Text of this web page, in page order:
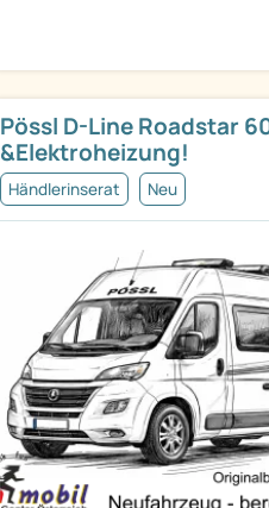
Pössl D-Line Roadstar
&Elektroheizung!
Händlerinserat Neu